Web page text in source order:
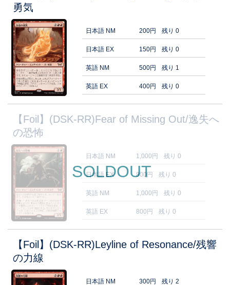
勇気
日本語 NM 200円 残り 0
日本語 EX 150円 残り 0
英語 NM 500円 残り 1
英語 EX 400円 残り 0
【Foil】(DSK-RR)Fear of Missing Out/逸失へ
の恐怖
日本語 NM 1,000円 残り 0
日本語 EX 800円 残り 0
英語 NM 1,000円 残り 0
英語 EX 800円 残り 0
SOLDOUT
【Foil】(DSK-RR)Leyline of Resonance/残響
の力線
日本語 NM 300円 残り 2